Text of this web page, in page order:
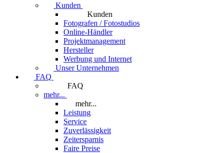
Kunden
Kunden
Fotografen / Fotostudios
Online-Händler
Projektmanagement
Hersteller
Werbung und Internet
Unser Unternehmen
FAQ
FAQ
mehr...
mehr...
Leistung
Service
Zuverlässigkeit
Zeitersparnis
Faire Preise